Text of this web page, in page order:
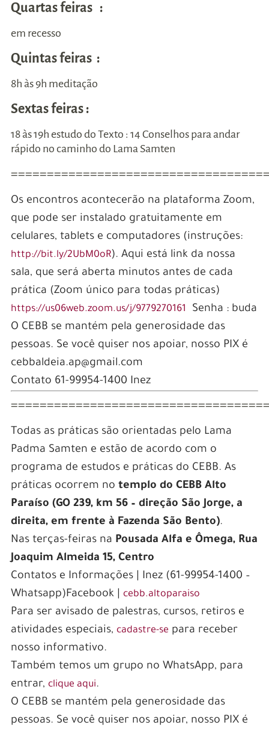
Quartas feiras :
em recesso
Quintas feiras :
8h às 9h meditação
Sextas feiras :
18 às 19h estudo do Texto : 14 Conselhos para andar
rápido no caminho do Lama Samten
Os encontros acontecerão na plataforma Zoom,
que pode ser instalado gratuitamente em
celulares, tablets e computadores (instruções:
http://bit.ly/2UbM0oR). Aqui está link da nossa
sala, que será aberta minutos antes de cada
prática (Zoom único para todas práticas)
https://us06web.zoom.us/j/9779270161
Senha : buda
O CEBB se mantém pela generosidade das
pessoas. Se você quiser nos apoiar, nosso PIX é
cebbaldeia.ap@gmail.com
Contato 61-99954-1400 Inez
Todas as práticas são orientadas pelo Lama
Padma Samten e estão de acordo com o
programa de estudos e práticas do CEBB. As
práticas ocorrem no templo do CEBB Alto
Paraíso (GO 239, km 56 – direção São Jorge, a
direita, em frente à Fazenda São Bento).
Nas terças-feiras na Pousada Alfa e Ômega, Rua
Joaquim Almeida 15, Centro
Contatos e Informações | Inez (61-99954-1400 –
Whatsapp)Facebook | cebb.altoparaiso
Para ser avisado de palestras, cursos, retiros e
atividades especiais, cadastre-se para receber
nosso informativo.
Também temos um grupo no WhatsApp, para
entrar, clique aqui.
O CEBB se mantém pela generosidade das
pessoas. Se você quiser nos apoiar, nosso PIX é